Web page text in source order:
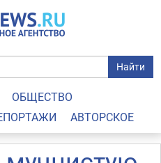
Найти
ОБЩЕСТВО
АВТОРСКОЕ